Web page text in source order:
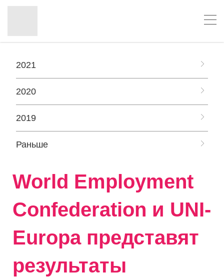
2021
2020
2019
Раньше
World Employment
Confederation и UNI-
Europa представят
результаты